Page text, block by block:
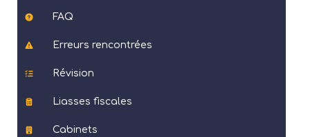
FAQ
Erreurs rencontrées
Révision
Liasses fiscales
Cabinets